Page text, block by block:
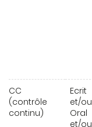
CC
(contrôle
continu)
Ecrit
et/ou
Oral
et/ou